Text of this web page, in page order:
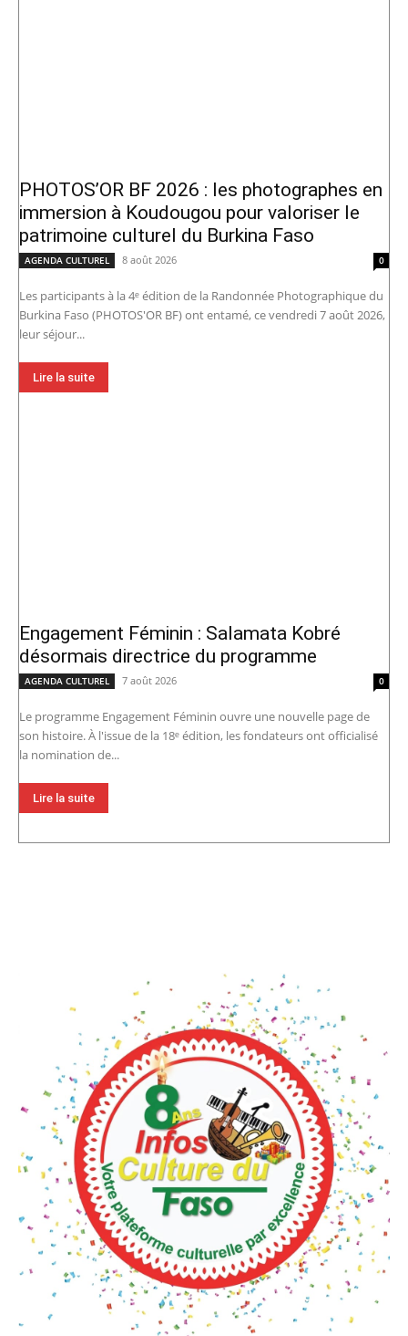
PHOTOS’OR BF 2026 : les photographes en
immersion à Koudougou pour valoriser le
patrimoine culturel du Burkina Faso
AGENDA CULTUREL 8 août 2026 0
Les participants à la 4ᵉ édition de la Randonnée Photographique du
Burkina Faso (PHOTOS'OR BF) ont entamé, ce vendredi 7 août 2026,
leur séjour...
Lire la suite
Engagement Féminin : Salamata Kobré
désormais directrice du programme
AGENDA CULTUREL 7 août 2026 0
Le programme Engagement Féminin ouvre une nouvelle page de
son histoire. À l'issue de la 18ᵉ édition, les fondateurs ont officialisé
la nomination de...
Lire la suite